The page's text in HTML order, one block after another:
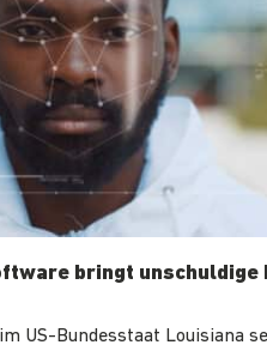
bringt unschuldige
US-Bundesstaat Louisiana